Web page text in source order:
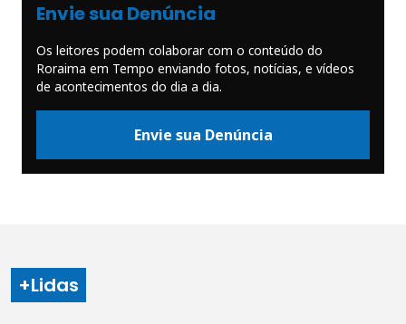
Envie sua Denúncia
Os leitores podem colaborar com o conteúdo do
Roraima em Tempo enviando fotos, notícias, e vídeos
de acontecimentos do dia a dia.
Envie sua Denúncia
+Lidas